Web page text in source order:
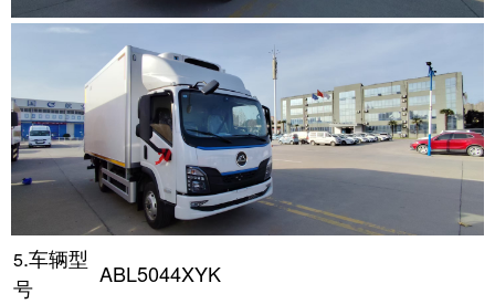
5.车辆型
号
ABL5044XYK